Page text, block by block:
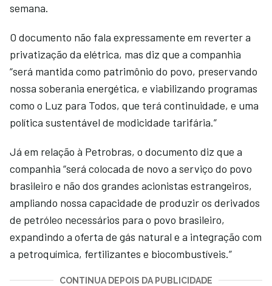
semana.
O documento não fala expressamente em reverter a
privatização da elétrica, mas diz que a companhia
“será mantida como patrimônio do povo, preservando
nossa soberania energética, e viabilizando programas
como o Luz para Todos, que terá continuidade, e uma
política sustentável de modicidade tarifária.”
Já em relação à Petrobras, o documento diz que a
companhia “será colocada de novo a serviço do povo
brasileiro e não dos grandes acionistas estrangeiros,
ampliando nossa capacidade de produzir os derivados
de petróleo necessários para o povo brasileiro,
expandindo a oferta de gás natural e a integração com
a petroquímica, fertilizantes e biocombustíveis.”
CONTINUA DEPOIS DA PUBLICIDADE